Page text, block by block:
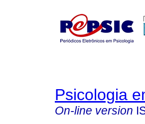
Psicologia
On-line version